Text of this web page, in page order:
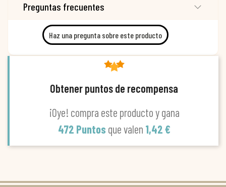
Preguntas frecuentes
Haz una pregunta sobre este producto
Obtener puntos de recompensa
¡Oye! compra este producto y gana
472 Puntos que valen 1,42 €